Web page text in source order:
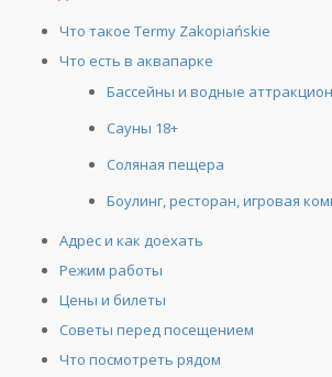
Что такое Termy Zakopiańskie
Что есть в аквапарке
Бассейны и водные
Сауны 18+
Соляная пещера
Боулинг, ресторан, игровая
Адрес и как доехать
Режим работы
Цены и билеты
Советы перед посещением
Что посмотреть рядом